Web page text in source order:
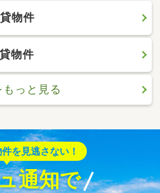
物件
物件
もっと見る
を見逃さない！
通知で